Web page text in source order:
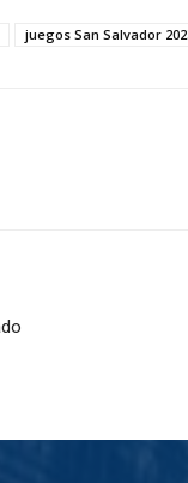
juegos San Salvador